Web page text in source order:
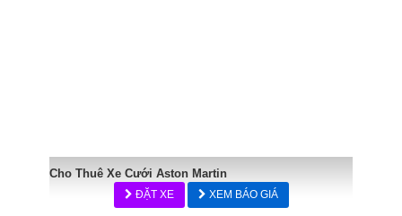
Cho Thuê Xe Cưới Aston Martin
ĐẶT XE XEM BÁO GIÁ